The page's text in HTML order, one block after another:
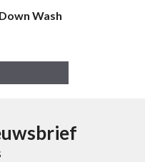
Wash